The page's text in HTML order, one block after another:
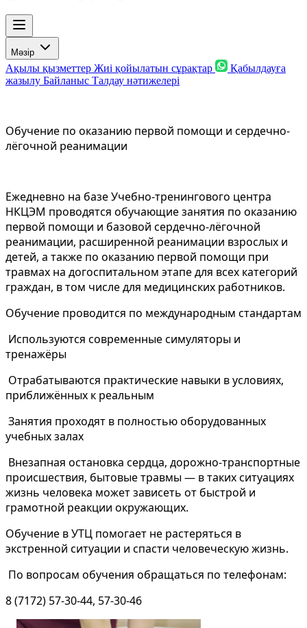
Мәзір
Ақылы қызметтер Жиі қойылатын сұрақтар
Қабылдауға
жазылу Байланыс Талдау нәтижелері
Обучение по оказанию первой помощи и сердечно-
лёгочной реанимации
Ежедневно на базе Учебно-тренингового центра
НКЦЭМ проводятся обучающие занятия по оказанию
первой помощи и базовой сердечно-лёгочной
реанимации, расширенной реанимации взрослых и
детей, а также по оказанию первой помощи при
травмах на догоспитальном этапе для всех категорий
граждан, в том числе для медицинских работников.
Обучение проводится по международным стандартам
Используются современные симуляторы и
тренажёры
Отрабатываются практические навыки в условиях,
приближённых к реальным
Занятия проходят в полностью оборудованных
учебных залах
Внезапная остановка сердца, дорожно-транспортные
происшествия, бытовые травмы — в таких ситуациях
жизнь человека может зависеть от быстрой и
грамотной реакции окружающих.
Обучение в УТЦ помогает не растеряться в
экстренной ситуации и спасти человеческую жизнь.
По вопросам обучения обращаться по телефонам:
8 (7172) 57-30-44, 57-30-46